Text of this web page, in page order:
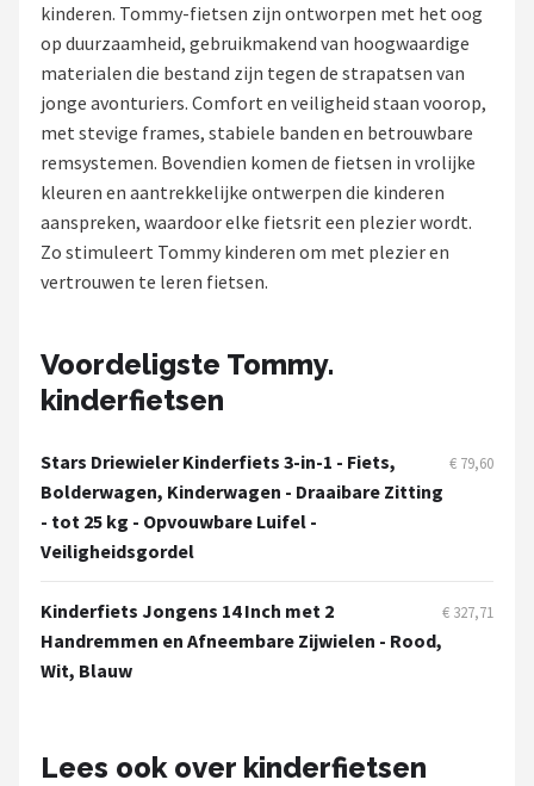
Mountainbikes
Shop
POPULAIRE MERKEN
Basil
Volare
ABUS
New Looxs
BBB Cycling
Schwalbe
Voltano
Shimano
Alle merken →
kinderen. Tommy-fietsen zijn ontworpen met het oog
op duurzaamheid, gebruikmakend van hoogwaardige
materialen die bestand zijn tegen de strapatsen van
jonge avonturiers. Comfort en veiligheid staan voorop,
met stevige frames, stabiele banden en betrouwbare
remsystemen. Bovendien komen de fietsen in vrolijke
kleuren en aantrekkelijke ontwerpen die kinderen
aanspreken, waardoor elke fietsrit een plezier wordt.
Zo stimuleert Tommy kinderen om met plezier en
vertrouwen te leren fietsen.
Voordeligste Tommy.
kinderfietsen
Stars Driewieler Kinderfiets 3-in-1 - Fiets,
Bolderwagen, Kinderwagen - Draaibare Zitting
- tot 25 kg - Opvouwbare Luifel -
Veiligheidsgordel
€ 79,60
Kinderfiets Jongens 14 Inch met 2
Handremmen en Afneembare Zijwielen - Rood,
Wit, Blauw
€ 327,71
Lees ook over kinderfietsen